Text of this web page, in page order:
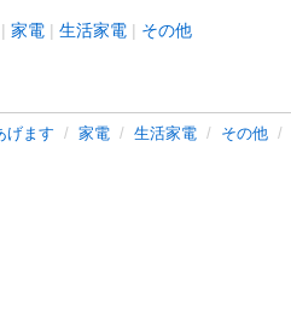
家電 生活家電 その他
げます 家電 生活家電 その他